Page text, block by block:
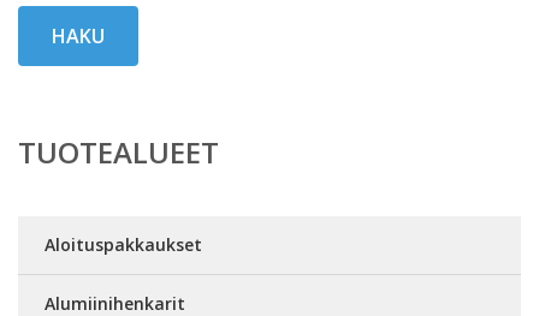
HAKU
TUOTEALUEET
Aloituspakkaukset
Alumiinihenkarit